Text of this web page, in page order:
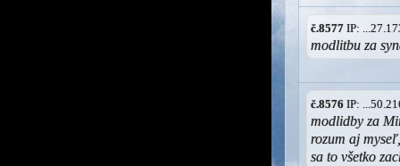
č.8577 IP:
modlitbu za
č.8576 IP:
modlidby za
rozum aj
sa to všetko